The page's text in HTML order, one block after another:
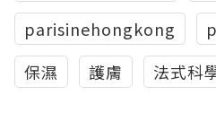
parisinehongkong
保濕
護膚 法式科